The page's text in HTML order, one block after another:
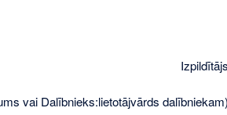
vai Dalībnieks:lietotājvārds